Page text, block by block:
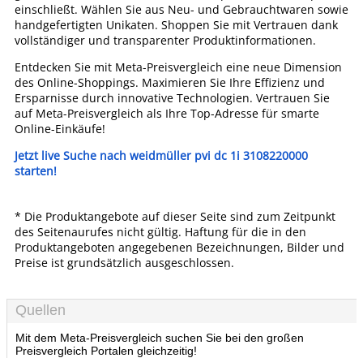
einschließt. Wählen Sie aus Neu- und Gebrauchtwaren sowie
handgefertigten Unikaten. Shoppen Sie mit Vertrauen dank
vollständiger und transparenter Produktinformationen.
Entdecken Sie mit Meta-Preisvergleich eine neue Dimension
des Online-Shoppings. Maximieren Sie Ihre Effizienz und
Ersparnisse durch innovative Technologien. Vertrauen Sie
auf Meta-Preisvergleich als Ihre Top-Adresse für smarte
Online-Einkäufe!
Jetzt live Suche nach weidmüller pvi dc 1i 3108220000
starten!
* Die Produktangebote auf dieser Seite sind zum Zeitpunkt
des Seitenaurufes nicht gültig. Haftung für die in den
Produktangeboten angegebenen Bezeichnungen, Bilder und
Preise ist grundsätzlich ausgeschlossen.
Quellen
Mit dem Meta-Preisvergleich suchen Sie bei den großen
Preisvergleich Portalen gleichzeitig!